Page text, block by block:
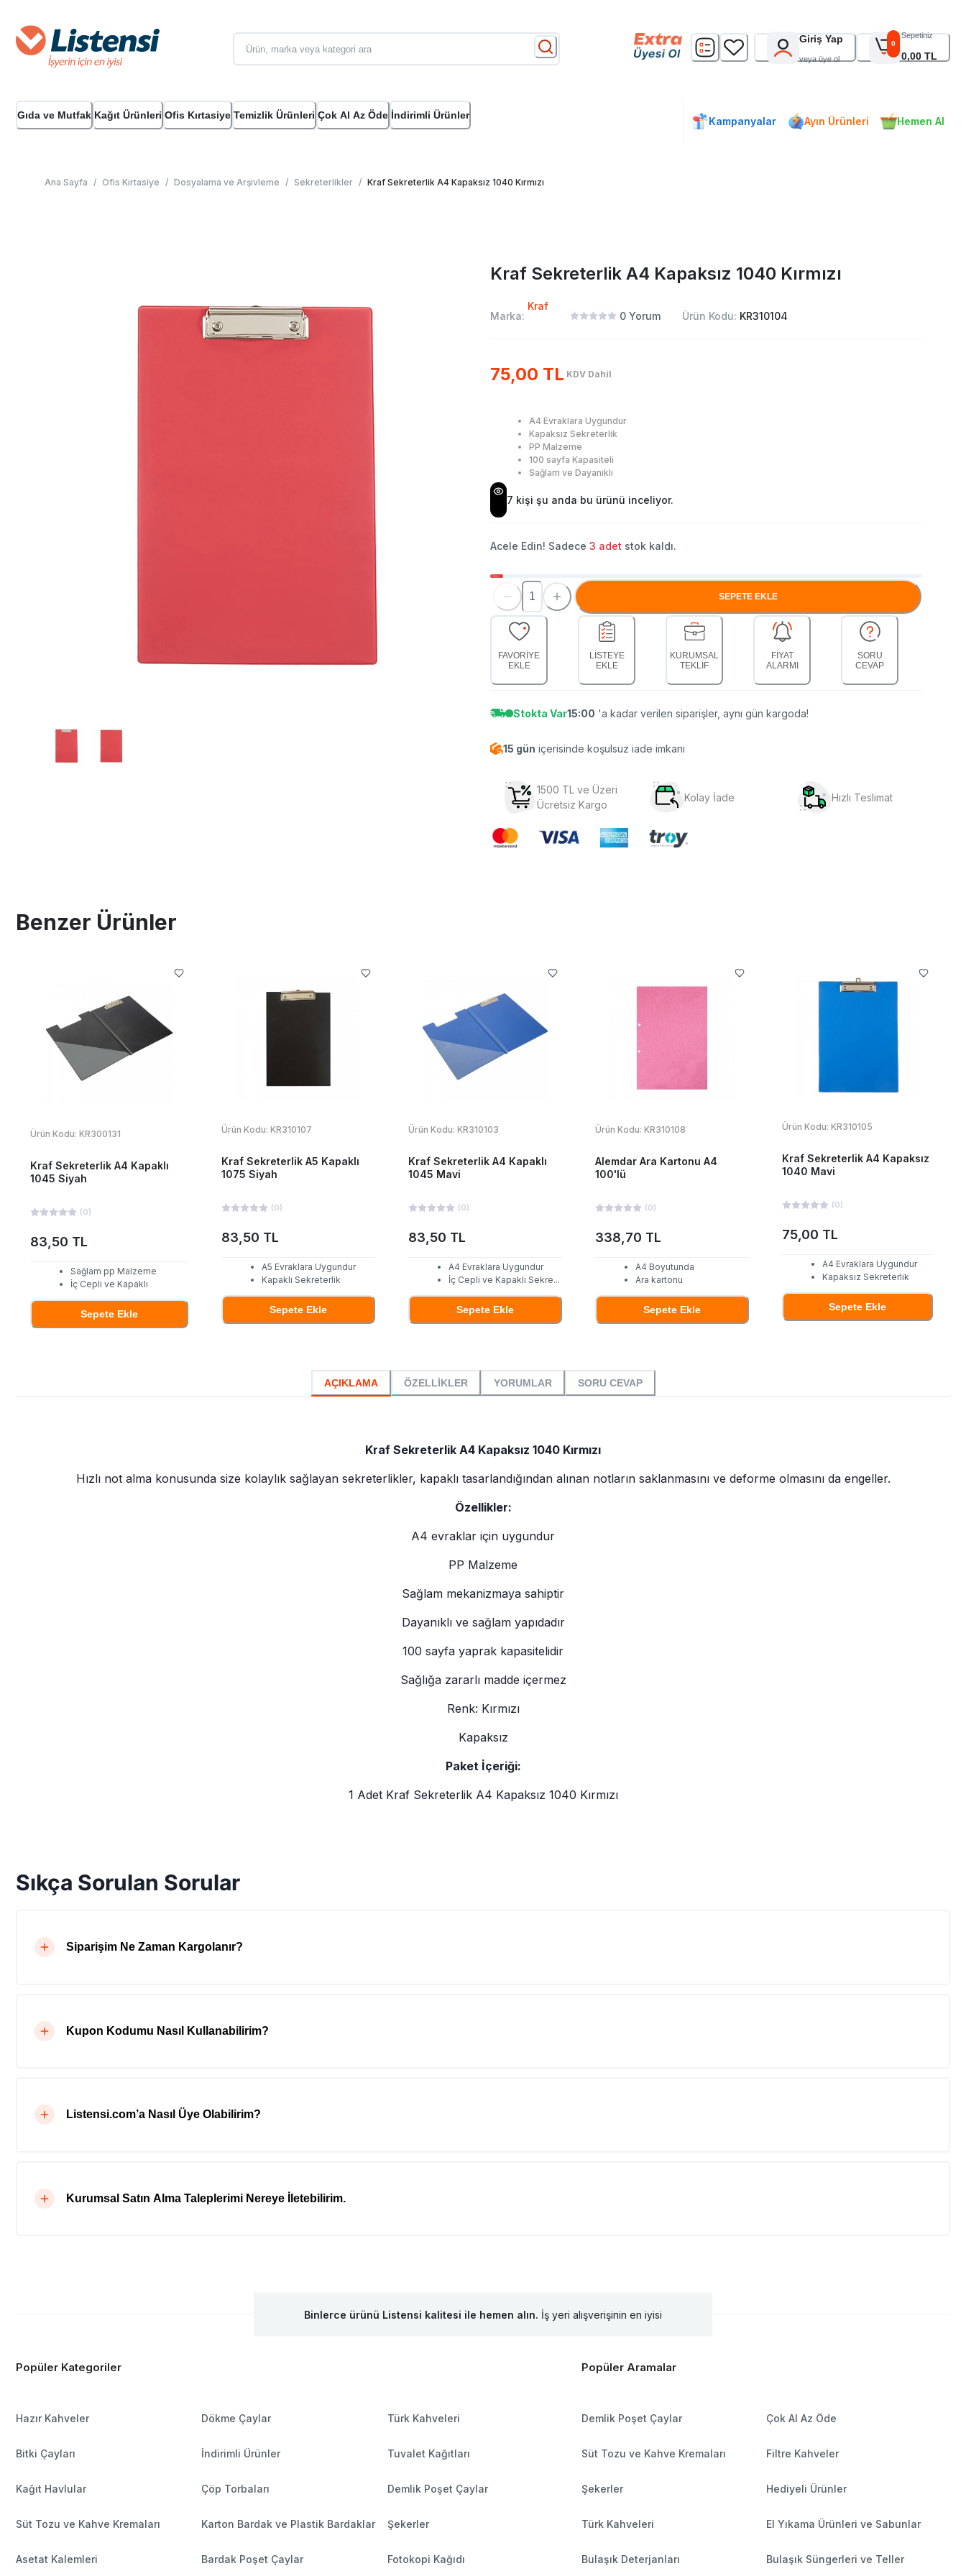
Giriş Yap
veya üye ol
0
Sepetiniz
0,00 TL
Gıda ve Mutfak Kağıt Ürünleri Ofis Kırtasiye Temizlik Ürünleri Çok Al Az Öde İndirimli Ürünler Kampanyalar Ayın Ürünleri Hemen Al
Ana Sayfa / Ofis Kırtasiye / Dosyalama ve Arşivleme / Sekreterlikler / Kraf Sekreterlik A4 Kapaksız 1040 Kırmızı
Kraf Sekreterlik A4 Kapaksız 1040 Kırmızı
Marka:
Kraf
0 Yorum Ürün Kodu: KR310104
75,00 TL KDV Dahil
A4 Evraklara Uygundur
Kapaksız Sekreterlik
PP Malzeme
100 sayfa Kapasiteli
Sağlam ve Dayanıklı
7 kişi şu anda bu ürünü inceliyor.
Acele Edin! Sadece 3 adet stok kaldı.
SEPETE EKLE
FAVORİYE
EKLE
LİSTEYE
EKLE
KURUMSAL
TEKLİF
FİYAT
ALARMI
SORU
CEVAP
Stokta Var15:00 'a kadar verilen siparişler, aynı gün kargoda!
15 gün içerisinde koşulsuz iade imkanı
1500 TL ve Üzeri
Ücretsiz Kargo
Kolay İade Hızlı Teslimat
Benzer Ürünler
Ürün Kodu: KR300131
Kraf Sekreterlik A4 Kapaklı
1045 Siyah
(0)
83,50 TL
Sağlam pp Malzeme
İç Cepli ve Kapaklı
Sepete Ekle
Ürün Kodu: KR310107
Kraf Sekreterlik A5 Kapaklı
1075 Siyah
(0)
83,50 TL
A5 Evraklara Uygundur
Kapaklı Sekreterlik
Sepete Ekle
Ürün Kodu: KR310103
Kraf Sekreterlik A4 Kapaklı
1045 Mavi
(0)
83,50 TL
A4 Evraklara Uygundur
İç Cepli ve Kapaklı Sekre...
Sepete Ekle
Ürün Kodu: KR310108
Alemdar Ara Kartonu A4
100'lü
(0)
338,70 TL
A4 Boyutunda
Ara kartonu
Sepete Ekle
Ürün Kodu: KR310105
Kraf Sekreterlik A4 Kapaksız
1040 Mavi
(0)
75,00 TL
A4 Evraklara Uygundur
Kapaksız Sekreterlik
Sepete Ekle
AÇIKLAMA ÖZELLİKLER YORUMLAR SORU CEVAP
Kraf Sekreterlik A4 Kapaksız 1040 Kırmızı
Hızlı not alma konusunda size kolaylık sağlayan sekreterlikler, kapaklı tasarlandığından alınan notların saklanmasını ve deforme olmasını da engeller.
Özellikler:
A4 evraklar için uygundur
PP Malzeme
Sağlam mekanizmaya sahiptir
Dayanıklı ve sağlam yapıdadır
100 sayfa yaprak kapasitelidir
Sağlığa zararlı madde içermez
Renk: Kırmızı
Kapaksız
Paket İçeriği:
1 Adet Kraf Sekreterlik A4 Kapaksız 1040 Kırmızı
Sıkça Sorulan Sorular
Siparişim Ne Zaman Kargolanır?
Kupon Kodumu Nasıl Kullanabilirim?
Listensi.com’a Nasıl Üye Olabilirim?
Kurumsal Satın Alma Taleplerimi Nereye İletebilirim.
Binlerce ürünü Listensi kalitesi ile hemen alın. İş yeri alışverişinin en iyisi
Popüler Kategoriler Popüler Aramalar
Hazır Kahveler Dökme Çaylar Türk Kahveleri
Bitki Çayları İndirimli Ürünler Tuvalet Kağıtları
Kağıt Havlular Çöp Torbaları Demlik Poşet Çaylar
Süt Tozu ve Kahve Kremaları Karton Bardak ve Plastik Bardaklar Şekerler
Asetat Kalemleri Bardak Poşet Çaylar Fotokopi Kağıdı
Demlik Poşet Çaylar Çok Al Az Öde
Süt Tozu ve Kahve Kremaları Filtre Kahveler
Şekerler Hediyeli Ürünler
Türk Kahveleri El Yıkama Ürünleri ve Sabunlar
Bulaşık Deterjanları Bulaşık Süngerleri ve Teller